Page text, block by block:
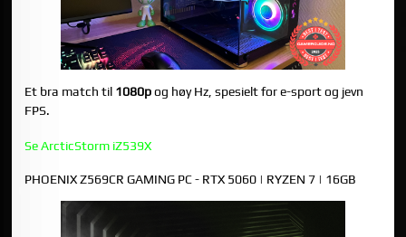
Et bra match til 1080pog høy Hz, spesielt for e-sport og jevn
FPS.
Se ArcticStorm iZ539X
PHOENIX Z569CR GAMING PC - RTX 5060 | RYZEN 7 | 16GB